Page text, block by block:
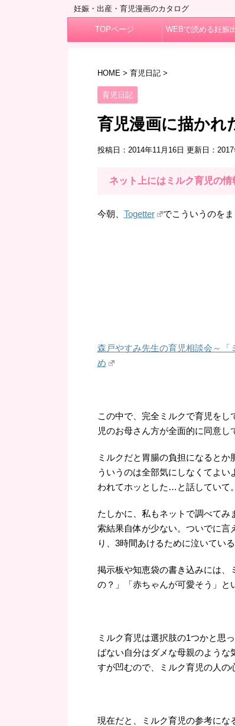
妊娠・出産・育児漫画のカタログ
TOPページ WEBで読める妊娠
HOME> 育児日記 >
育児日記
育児漫画に描かれ
投稿日：2014年11月16日 更新日：
ネット上にはミルク育児の情
今朝、 Togetter でこういうのをま
森戸やすみ先生の育児相談会～「
め
この中で、完全ミルクで育児を
児のお母さん方が全面的に同意し
ミルクだと胃腸の負担になると
ういうのは全部気にしなくてよ
われてホッとした…と話していて。
たしかに、私もネットで調べてみ
索結果自体が少ない。ついでに言
り、3時間あけるために泣いてい
掲示板や知恵袋の書き込みには、
の？」「赤ちゃんが可愛そう」
ミルク育児は選択肢の1つかと思
ばない自分はダメな母親のよう
すが凹むので、ミルク育児の人の
現在だと、ミルク育児の参考にな